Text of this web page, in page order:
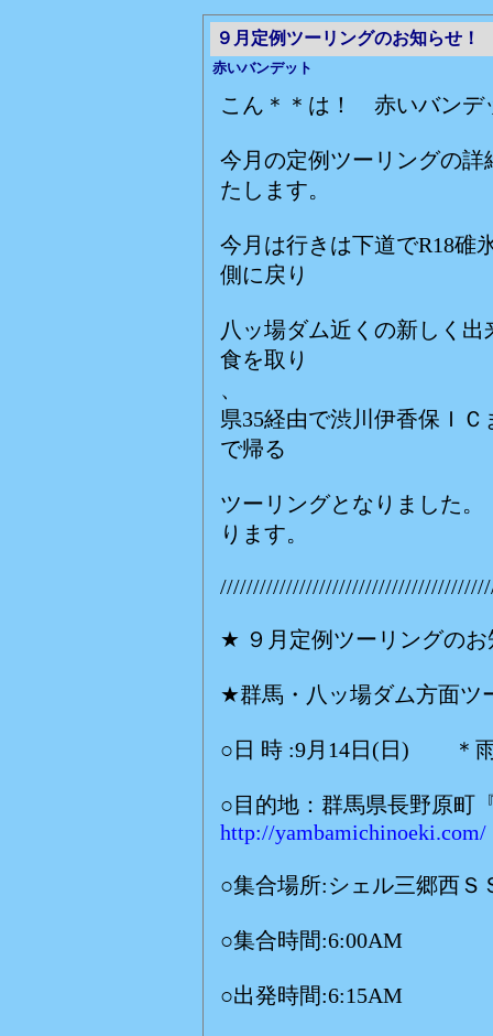
９月定例ツーリングのお知らせ！
赤いバンデット
こん＊＊は！ 赤いバンデ
今月の定例ツーリングの
たします。
今月は行きは下道でR18碓
側に戻り
八ッ場ダム近くの新しく
食を取り
、
県35経由で渋川伊香保Ｉ
で帰る
ツーリングとなりました
ります。
★ ９月定例ツーリングの
★群馬・八ッ場ダム方面ツ
○日 時 :9月14日(日) ＊雨
○目的地：群馬県長野原町
http://yambamichinoeki.com/
○集合場所:シェル三郷西Ｓ
○集合時間:6:00AM
○出発時間:6:15AM